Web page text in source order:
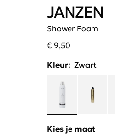
Shower Foam
JANZEN
€ 9,50
Kleur: Zwart
Kies je maat